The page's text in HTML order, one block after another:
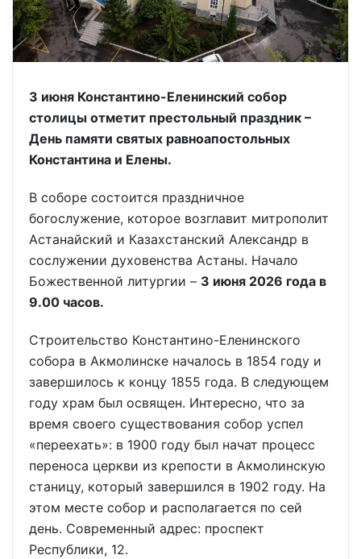
3 июня Константино-Еленинский собор
столицы отметит престольный праздник –
День памяти святых равноапостольных
Константина и Елены.
В соборе состоится праздничное
богослужение, которое возглавит митрополит
Астанайский и Казахстанский Александр в
сослужении духовенства Астаны. Начало
Божественной литургии – 3 июня 2026 года в
9.00 часов.
Строительство Константино-Еленинского
собора в Акмолинске началось в 1854 году и
завершилось к концу 1855 года. В следующем
году храм был освящен. Интересно, что за
время своего существования собор успел
«переехать»: в 1900 году был начат процесс
переноса церкви из крепости в Акмолинскую
станицу, который завершился в 1902 году. На
этом месте собор и располагается по сей
день. Современный адрес: проспект
Республики, 12.